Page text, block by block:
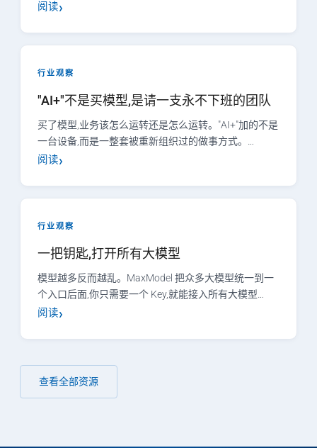
阅读
行业观察
"AI+"不是买模型,是请一支永不下班的团队
买了模型,业务该怎么运转还是怎么运转。"AI+"加的不是
一台设备,而是一整套被重新组织过的做事方式。…
阅读
行业观察
一把钥匙,打开所有大模型
模型越多反而越乱。MaxModel 把众多大模型统一到一
个入口后面,你只需要一个 Key,就能接入所有大模型…
阅读
查看全部资源